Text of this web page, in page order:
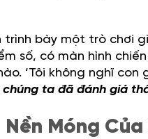
trình bày một trò chơi
số, có màn hình
‘Tôi không nghĩ
ta đã đánh giá
Móng